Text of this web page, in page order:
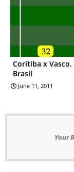
Coritiba x
Brasil
June 11, 2011
Your